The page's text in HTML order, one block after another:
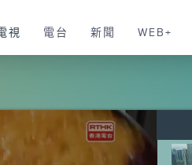
視 電台 新聞 WEB+